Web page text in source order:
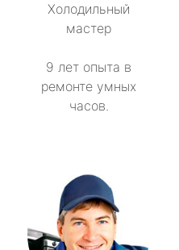
Холодильный
мастер
9 лет опыта в
ремонте умных
часов.